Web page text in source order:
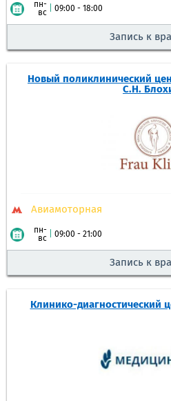
пн-
вс
09:00 - 18:00
Запись к
Новый поликлинический
С.Н.
Авиамоторная
пн-
вс
09:00 - 21:00
Запись к
Клинико-диагностический